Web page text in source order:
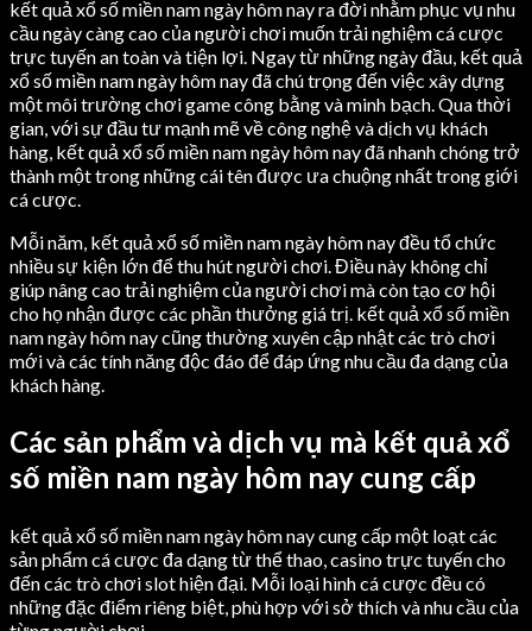
kết quả xổ số miền nam ngày hôm nay ra đời nhằm phục vụ nhu
cầu ngày càng cao của người chơi muốn trải nghiệm cá cược
trực tuyến an toàn và tiện lợi. Ngay từ những ngày đầu, kết quả
xổ số miền nam ngày hôm nay đã chú trọng đến việc xây dựng
một môi trường chơi game công bằng và minh bạch. Qua thời
gian, với sự đầu tư mạnh mẽ về công nghệ và dịch vụ khách
hàng, kết quả xổ số miền nam ngày hôm nay đã nhanh chóng trở
thành một trong những cái tên được ưa chuộng nhất trong giới
cá cược.
Mỗi năm, kết quả xổ số miền nam ngày hôm nay đều tổ chức
nhiều sự kiện lớn để thu hút người chơi. Điều này không chỉ
giúp nâng cao trải nghiệm của người chơi mà còn tạo cơ hội
cho họ nhận được các phần thưởng giá trị. kết quả xổ số miền
nam ngày hôm nay cũng thường xuyên cập nhật các trò chơi
mới và các tính năng độc đáo để đáp ứng nhu cầu đa dạng của
khách hàng.
Các sản phẩm và dịch vụ mà kết quả xổ
số miền nam ngày hôm nay cung cấp
kết quả xổ số miền nam ngày hôm nay cung cấp một loạt các
sản phẩm cá cược đa dạng từ thể thao, casino trực tuyến cho
đến các trò chơi slot hiện đại. Mỗi loại hình cá cược đều có
những đặc điểm riêng biệt, phù hợp với sở thích và nhu cầu của